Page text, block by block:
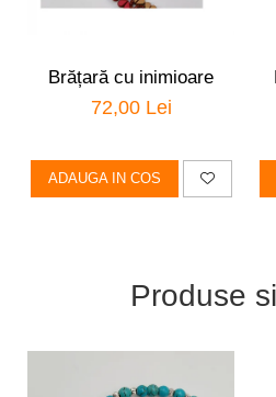
Brățară cu inimioare
72,00 Lei
ADAUGA IN COS
Produse